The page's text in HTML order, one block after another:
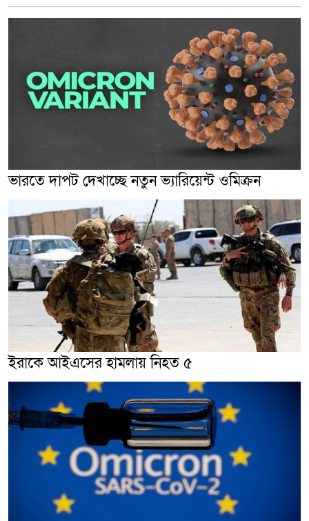
ভারতে দাপট দেখাচ্ছে নতুন ভ্যারিয়েন্ট ওমিক্রন
ইরাকে আইএসের হামলায় নিহত ৫